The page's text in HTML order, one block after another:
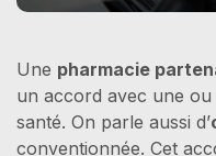
Une pharmacie
un accord avec une
santé. On parle aussi d’
conventionnée. Cet